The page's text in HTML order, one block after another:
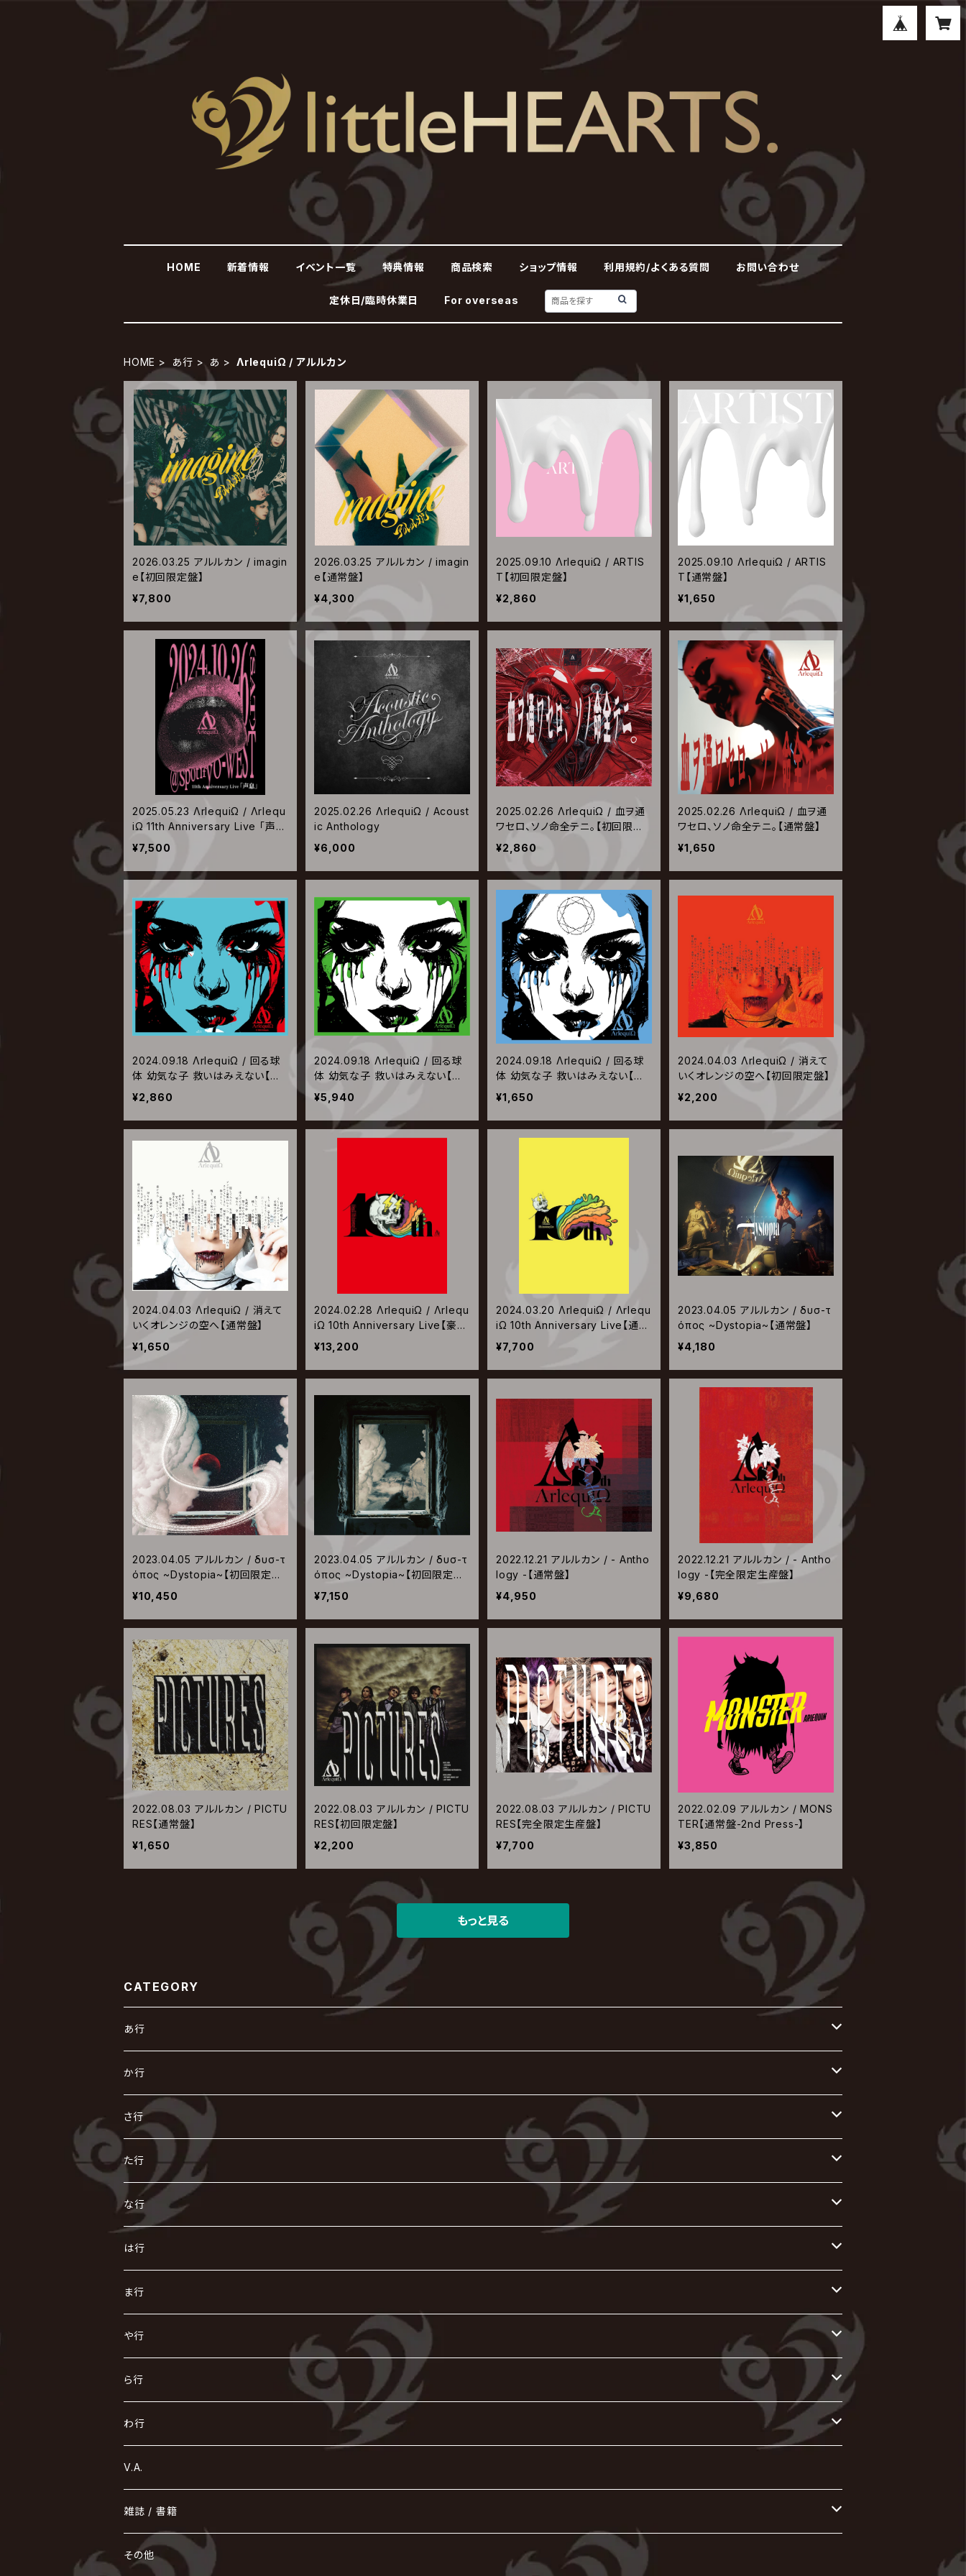
HOME 新着情報 イベント一覧 特典情報 商品検索 ショップ情報 利用規約/よくある質問 お問い合わせ
定休日/臨時休業日 For overseas
HOME あ行 あ ΛrlequiΩ / アルルカン
2026.03.25 アルルカン / imagin
e【初回限定盤】
¥7,800
2026.03.25 アルルカン / imagin
e【通常盤】
¥4,300
2025.09.10 ΛrlequiΩ / ARTIS
T【初回限定盤】
¥2,860
2025.09.10 ΛrlequiΩ / ARTIS
T【通常盤】
¥1,650
2025.05.23 ΛrlequiΩ / Λrlequ
iΩ 11th Anniversary Live 「声
息」
¥7,500
2025.02.26 ΛrlequiΩ / Acoust
ic Anthology
¥6,000
2025.02.26 ΛrlequiΩ / 血ヲ通
ワセロ、ソノ命全テニ。【初回限定
盤】
¥2,860
2025.02.26 ΛrlequiΩ / 血ヲ通
ワセロ、ソノ命全テニ。【通常盤】
¥1,650
2024.09.18 ΛrlequiΩ / 回る球
体 幼気な子 救いはみえない【初
回限定盤A】
¥2,860
2024.09.18 ΛrlequiΩ / 回る球
体 幼気な子 救いはみえない【初
回限定盤B】
¥5,940
2024.09.18 ΛrlequiΩ / 回る球
体 幼気な子 救いはみえない【通
常盤】
¥1,650
2024.04.03 ΛrlequiΩ / 消えて
いくオレンジの空へ【初回限定盤】
¥2,200
2024.04.03 ΛrlequiΩ / 消えて
いくオレンジの空へ【通常盤】
¥1,650
2024.02.28 ΛrlequiΩ / Λrlequ
iΩ 10th Anniversary Live【豪華
盤】
¥13,200
2024.03.20 ΛrlequiΩ / Λrlequ
iΩ 10th Anniversary Live【通常
盤】
¥7,700
2023.04.05 アルルカン / δυσ-τ
όπος ~Dystopia~【通常盤】
¥4,180
2023.04.05 アルルカン / δυσ-τ
όπος ~Dystopia~【初回限定盤
B】
¥10,450
2023.04.05 アルルカン / δυσ-τ
όπος ~Dystopia~【初回限定盤
A】
¥7,150
2022.12.21 アルルカン / - Antho
logy -【通常盤】
¥4,950
2022.12.21 アルルカン / - Antho
logy -【完全限定生産盤】
¥9,680
2022.08.03 アルルカン / PICTU
RES【通常盤】
¥1,650
2022.08.03 アルルカン / PICTU
RES【初回限定盤】
¥2,200
2022.08.03 アルルカン / PICTU
RES【完全限定生産盤】
¥7,700
2022.02.09 アルルカン / MONS
TER【通常盤-2nd Press-】
¥3,850
もっと見る
CATEGORY
あ行
あ
R指定
AIOLIN
i.D.A
Azavana
Acid Black Cherry
彩冷える -ayabie-
い
IKUO
exist†trace
色々な十字架
168 / 葵-168-
う
VIRGE / ヴァージュ
Waive
え
ACE OF SPADES
X JAPAN
お
AURORIZE
OFIAM
か行
か
怪人二十面奏
Kαin
the GazettE
GOTCHAROCKA
Kaya
き
KISAKI
キズ
KIRITO / キリト
己龍
く
Crack6
グラビティ
黒夢
け
[ kei ] / 圭
仮病
こ
GOATBED
ゴールデンボンバー
さ行
さ
ザアザア
The THIRTEEN
XANVALA
し
Zeke Deux
Z CLEAR
ジグソウ
シド
す
Z CLEAR
超ジャシー
SPLENDID GOD GIRAFFE
せ
ゼラ
零[Hz]
そ
SOPHIA
ZOMBIE / ぞんび
た行
た
DASEIN
DAIGO
逹瑯
DAVID / SUI / 縁
DALLE
ち
CHAQLA.
つ
て
D
DIAURA
Develop One's Faculties
と
東京花嫁
Tourbillon
DOG inthePWO
な行
な
NIGHTMARE
NAZARE
に
NiEL
NICOLAS
ぬ
nurié
ね
NETH PRIERE CAIN
NEVERLAND
の
NoGoD
NOCTURNAL BLOODLUST
は行
は
heidi.
H.U.G
花見桜こうき
ひ
HERO
美炎-BIEN-
ヒッチコック
ふ
Far East Dizain
Fatüm
FEST VAINQUEUR
へ
BabyKingdom
THE BEETHOVEN
PENICILLIN
ほ
POIDOL
HOLLOWGRAM
ま行
ま
THE MICRO HEAD 4N'S
MAO / マオ from SID
Magistina Saga
み
未完成アリス
ミスイ
MIMIZUQ
む
MUCC / ムック
め
メトロノーム
MERRY / メリー
も
THE MORTAL
や行
や
ヤミテラ / 外道反逆者ヤミテラ
ゆ
YUKIYA / 藤田幸也
ユナイト
よ
ら行
ら
rice
Rides In ReVellion
Raphael
り
Leetspeak monsters
Ricky
る
Ruiza
れ
わ行
わ
wyse
我が為
V.A.
雑誌 / 書籍
hévn
その他